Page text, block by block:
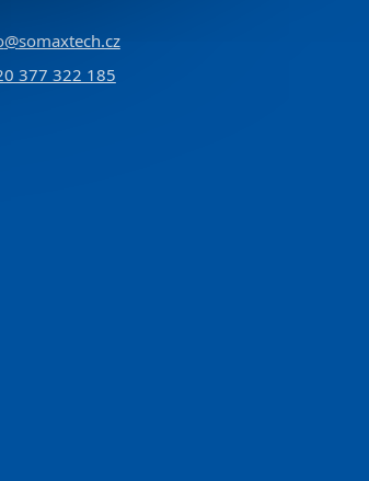
@somaxtech.cz
377 322 185